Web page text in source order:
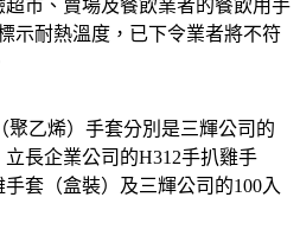
市、賣場及餐飲業者的餐飲用手
示耐熱溫度，已下令業者將不符
聚乙烯）手套分別是三輝公司的
長企業公司的H312手扒雞手
套（盒裝）及三輝公司的100入